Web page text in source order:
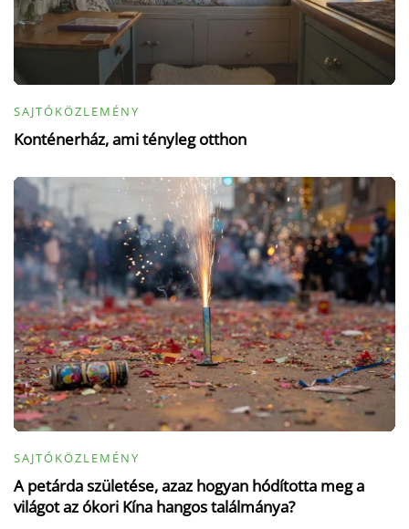
SAJTÓKÖZLEMÉNY
Konténerház, ami tényleg otthon
SAJTÓKÖZLEMÉNY
A petárda születése, azaz hogyan hódította meg a
világot az ókori Kína hangos találmánya?